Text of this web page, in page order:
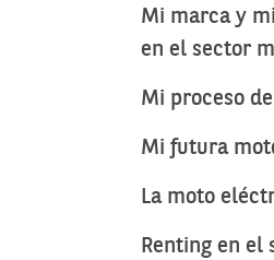
Mi marca y
en el sector
Mi proceso
Mi futura
La moto
Renting en el